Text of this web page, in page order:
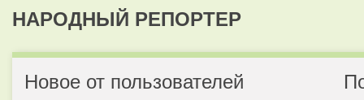
НАРОДНЫЙ РЕПОРТЕР
Новое от пользователей